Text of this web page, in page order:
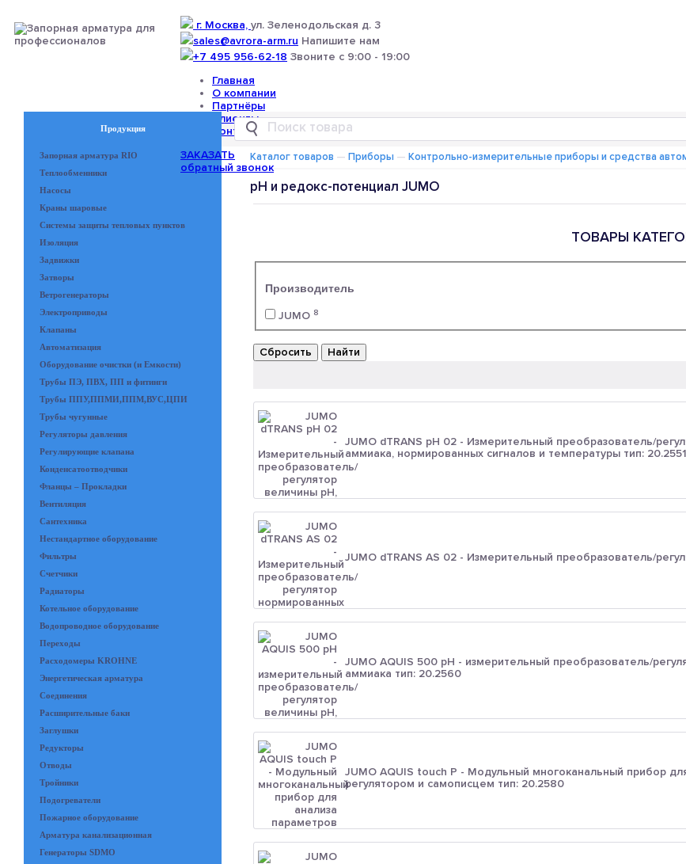
г. Москва, ул. Зеленодольская д. 3
sales@avrora-arm.ru Напишите нам
+7 495 956-62-18 Звоните с 9:00 - 19:00
Главная
О компании
Партнёры
Клиенты
Контакты
ЗАКАЗАТЬ
обратный звонок
Продукция
Запорная арматура RIO
Теплообменники
Насосы
Краны шаровые
Системы защиты тепловых пунктов
Изоляция
Задвижки
Затворы
Ветрогенераторы
Электроприводы
Клапаны
Автоматизация
Оборудование очистки (и Емкости)
Трубы ПЭ, ПВХ, ПП и фитинги
Трубы ППУ,ППМИ,ППМ,ВУС,ЦПИ
Трубы чугунные
Регуляторы давления
Регулирующие клапана
Конденсатоотводчики
Фланцы – Прокладки
Вентиляция
Сантехника
Нестандартное оборудование
Фильтры
Счетчики
Радиаторы
Котельное оборудование
Водопроводное оборудование
Переходы
Расходомеры KROHNE
Энергетическая арматура
Соединения
Расширительные баки
Заглушки
Редукторы
Отводы
Тройники
Подогреватели
Пожарное оборудование
Арматура канализационная
Генераторы SDMO
Каталог товаров — Приборы — Контрольно-измерительные приборы и средства
pH и редокс-потенциал JUMO
ТОВАРЫ
Производитель
JUMO 8
Сбросить Найти
JUMO dTRANS pH 02 - Измерительный преобразователь/
аммиака, нормированных сигналов и температуры тип: 20.2551
JUMO dTRANS AS 02 - Измерительный преобразователь/
JUMO AQUIS 500 pH - измерительный преобразователь/
аммиака тип: 20.2560
JUMO AQUIS touch P - Модульный многоканальный прибор
регулятором и самописцем тип: 20.2580